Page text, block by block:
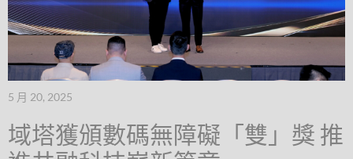
5 月 20, 2025
域塔獲頒數碼無障礙「雙」獎 推